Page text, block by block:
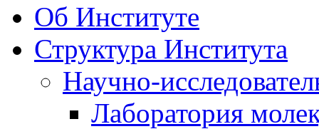
Об Институте
Структура Института
Научно-
Лаборатория